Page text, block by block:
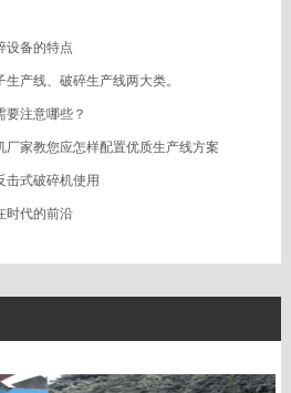
设备的特点
产线、破碎生产线两大类。
要注意哪些？
厂家教您应怎样配置优质生产线方案
击式破碎机使用
时代的前沿